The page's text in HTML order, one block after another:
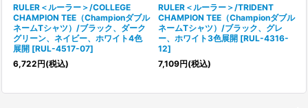
RULER＜ルーラー＞/COLLEGE
CHAMPION TEE（Championダブル
ネームTシャツ）/ブラック、ダーク
グリーン、ネイビー、ホワイト4色
展開 [RUL-4517-07]
6,722円(税込)
RULER＜ルーラー＞/TRIDENT
CHAMPION TEE（Championダブル
ネームTシャツ）/ブラック、グレ
ー、ホワイト3色展開 [RUL-4316-
12]
7,109円(税込)